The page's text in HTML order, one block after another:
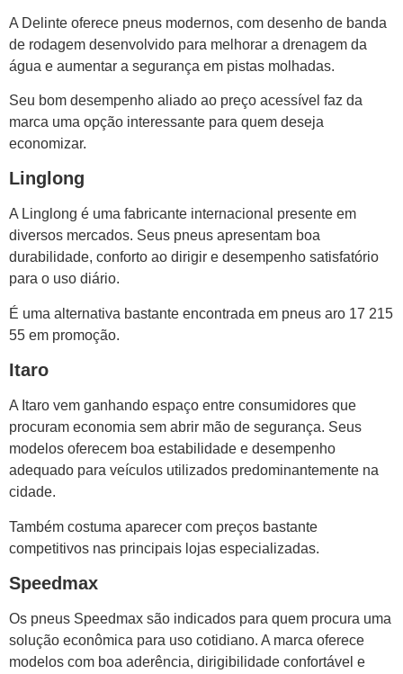
A Delinte oferece pneus modernos, com desenho de banda
de rodagem desenvolvido para melhorar a drenagem da
água e aumentar a segurança em pistas molhadas.
Seu bom desempenho aliado ao preço acessível faz da
marca uma opção interessante para quem deseja
economizar.
Linglong
A Linglong é uma fabricante internacional presente em
diversos mercados. Seus pneus apresentam boa
durabilidade, conforto ao dirigir e desempenho satisfatório
para o uso diário.
É uma alternativa bastante encontrada em pneus aro 17 215
55 em promoção.
Itaro
A Itaro vem ganhando espaço entre consumidores que
procuram economia sem abrir mão de segurança. Seus
modelos oferecem boa estabilidade e desempenho
adequado para veículos utilizados predominantemente na
cidade.
Também costuma aparecer com preços bastante
competitivos nas principais lojas especializadas.
Speedmax
Os pneus Speedmax são indicados para quem procura uma
solução econômica para uso cotidiano. A marca oferece
modelos com boa aderência, dirigibilidade confortável e